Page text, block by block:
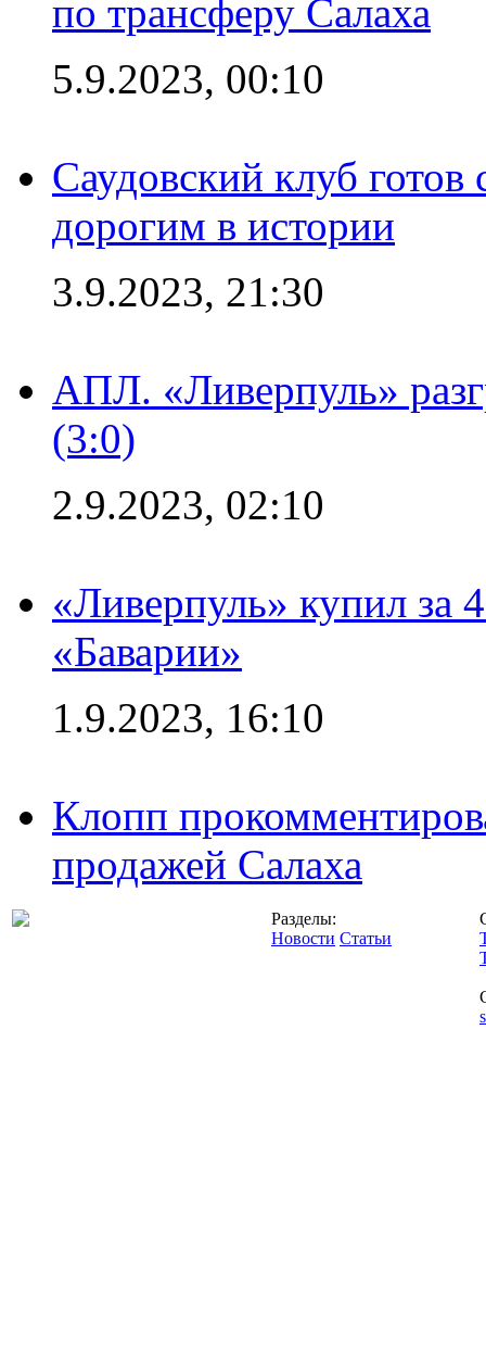
по трансферу Салаха
5.9.2023, 00:10
Саудовский клуб
дорогим в истории
3.9.2023, 21:30
АПЛ. «Ливерпуль»
(3:0)
2.9.2023, 02:10
«Ливерпуль» купил за
«Баварии»
1.9.2023, 16:10
Клопп
продажей Салаха
Разделы:
Новости Статьи